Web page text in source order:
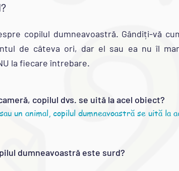
copilul dumneavoastră. Gândiți-vă
de câteva ori, dar el sau ea nu îl
la fiecare întrebare.
copilul dvs. se uită la acel obiect?
un animal, copilul dumneavoastră se uită la
dumneavoastră este surd?